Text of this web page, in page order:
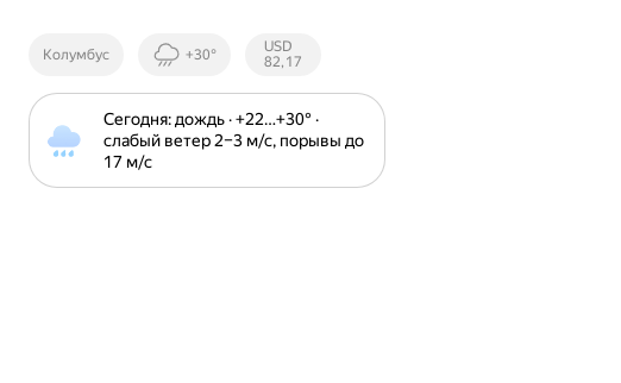
Колумбус +30°
Курсы ЦБ
РФ
USD
82,17
Сегодня: дождь · +22⁠…⁠+30⁠° ·
слабый ветер 2⁠–⁠3 м⁠/⁠с, порывы до
17 м⁠/⁠с